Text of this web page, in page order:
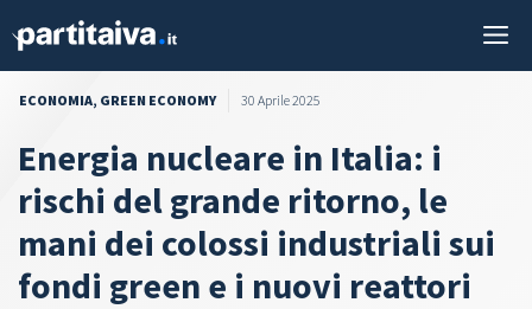
ECONOMIA, GREEN ECONOMY 30 Aprile 2025
Energia nucleare in Italia: i
rischi del grande ritorno, le
mani dei colossi industriali sui
fondi green e i nuovi reattori